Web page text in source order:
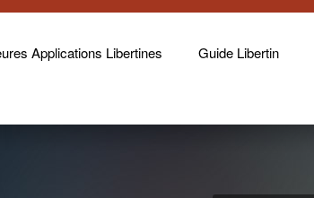
Applications Libertines Guide Libertin